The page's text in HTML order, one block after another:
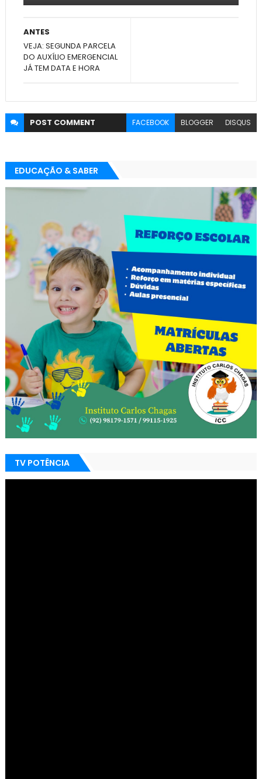
ANTES
VEJA: SEGUNDA PARCELA
DO AUXÍLIO EMERGENCIAL
JÁ TEM DATA E HORA
POST COMMENT FACEBOOK BLOGGER DISQUS
EDUCAÇÃO & SABER
TV POTÊNCIA